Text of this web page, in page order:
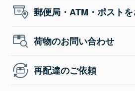
郵便局・ATM・ポスト
荷物のお問い合わせ
再配達のご依頼